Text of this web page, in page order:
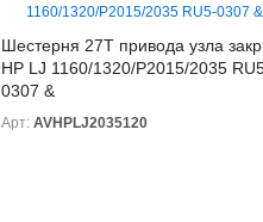
Шестерня 27T привода узла закр.
HP LJ 1160/1320/P2015/2035
0307 &
Арт: AVHPLJ2035120